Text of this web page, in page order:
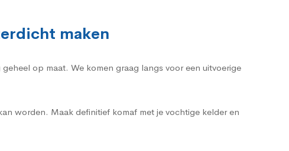
maken
op maat. We komen graag langs voor een uitvoerige
worden. Maak definitief komaf met je vochtige kelder en